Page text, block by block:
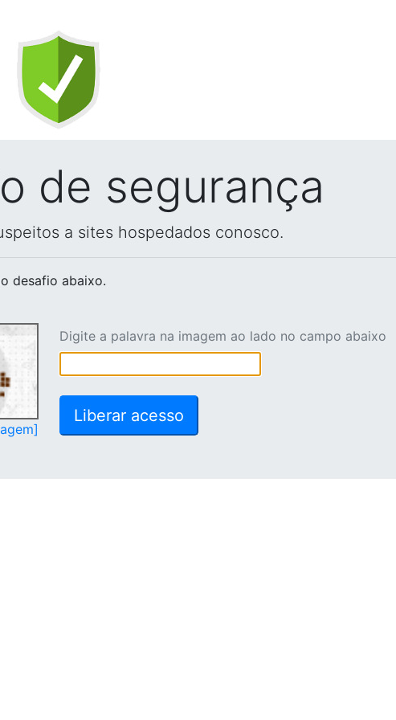
de segurança
a sites hospedados conosco.
desafio abaixo.
Digite a palavra na imagem ao lado no campo abaixo